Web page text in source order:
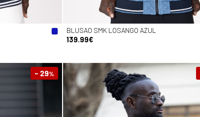
BLUSAO SMK LOSANGO AZUL
139.99€
- 29%